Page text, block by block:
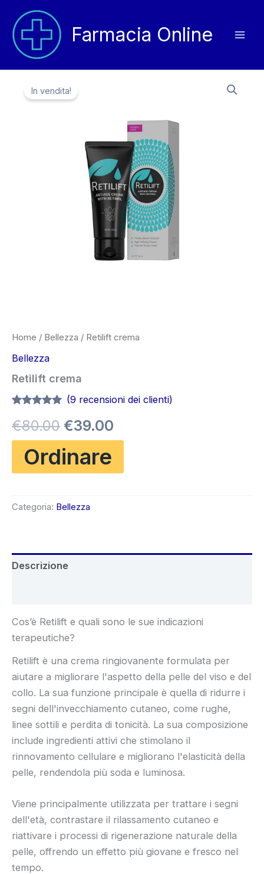
contenuto
Farmacia Online
In vendita!
Home / Bellezza / Retilift crema
Bellezza
Retilift crema
su 5 su
base di
recensioni
(9recensioni dei clienti)
€80.00 Il
prezzo
originale
€39.00
attuale
Ordinare
Categoria: Bellezza
Descrizione
Cos’è Retilift e quali sono le sue indicazioni
terapeutiche?
Retilift è una crema ringiovanente formulata per
aiutare a migliorare l'aspetto della pelle del viso e del
collo. La sua funzione principale è quella di ridurre i
segni dell'invecchiamento cutaneo, come rughe,
linee sottili e perdita di tonicità. La sua composizione
include ingredienti attivi che stimolano il
rinnovamento cellulare e migliorano l'elasticità della
pelle, rendendola più soda e luminosa.
Viene principalmente utilizzata per trattare i segni
dell'età, contrastare il rilassamento cutaneo e
riattivare i processi di rigenerazione naturale della
pelle, offrendo un effetto più giovane e fresco nel
tempo.